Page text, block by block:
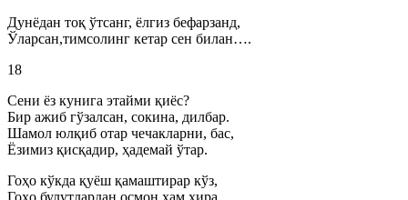
Дунёдан тоқ ўтсанг, ёлгиз бефарзанд,
Ўларсан,тимсолинг кетар сен билан….
18
Сени ёз кунига этайми қиёс?
Бир ажиб гўзалсан, сокина, дилбар.
Шамол юлқиб отар чечакларни, бас,
Ёзимиз қисқадир, ҳадемай ўтар.
Гоҳо кўкда қуёш қамаштирар кўз,
Гоҳо булутлардан осмон ҳам хира,